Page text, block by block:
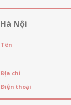
Hà Nội
Tên
Địa chỉ
Điện thoại